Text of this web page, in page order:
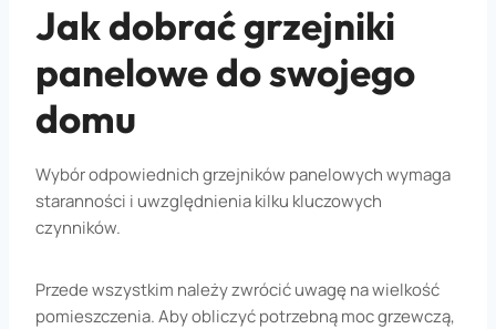
Jak dobrać grzejniki
panelowe do swojego
domu
Wybór odpowiednich grzejników panelowych wymaga
staranności i uwzględnienia kilku kluczowych
czynników.
Przede wszystkim należy zwrócić uwagę na wielkość
pomieszczenia. Aby obliczyć potrzebną moc grzewczą,